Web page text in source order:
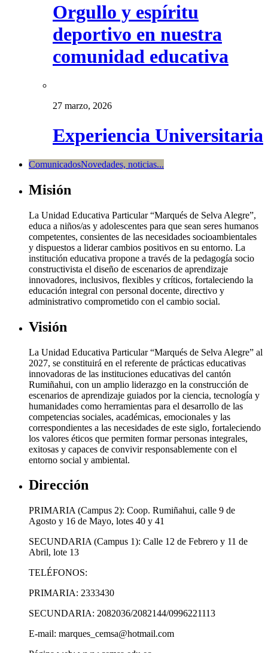
Orgullo y espíritu
deportivo en nuestra
comunidad educativa
27 marzo, 2026
Experiencia Universitaria
ComunicadosNovedades, noticias...
Misión
La Unidad Educativa Particular “Marqués de Selva Alegre”,
educa a niños/as y adolescentes para que sean seres humanos
competentes, consientes de las necesidades socioambientales
y dispuestos a liderar cambios positivos en su entorno. La
institución educativa propone a través de la pedagogía socio
constructivista el diseño de escenarios de aprendizaje
innovadores, inclusivos, flexibles y críticos, fortaleciendo la
educación integral con personal docente, directivo y
administrativo comprometido con el cambio social.
Visión
La Unidad Educativa Particular “Marqués de Selva Alegre” al
2027, se constituirá en el referente de prácticas educativas
innovadoras de las instituciones educativas del cantón
Rumiñahui, con un amplio liderazgo en la construcción de
escenarios de aprendizaje guiados por la ciencia, tecnología y
humanidades como herramientas para el desarrollo de las
competencias sociales, académicas, emocionales y las
correspondientes a las necesidades de este siglo, fortaleciendo
los valores éticos que permiten formar personas integrales,
exitosas y capaces de convivir responsablemente con el
entorno social y ambiental.
Dirección
PRIMARIA (Campus 2): Coop. Rumiñahui, calle 9 de
Agosto y 16 de Mayo, lotes 40 y 41
SECUNDARIA (Campus 1): Calle 12 de Febrero y 11 de
Abril, lote 13
TELÉFONOS:
PRIMARIA: 2333430
SECUNDARIA: 2082036/2082144/0996221113
E-mail: marques_cemsa@hotmail.com